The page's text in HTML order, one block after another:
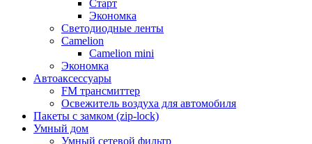
Старт
Экономка
Светодиодные ленты
Camelion
Camelion mini
Экономка
Автоаксессуары
FM трансмиттер
Освежитель воздуха для автомобиля
Пакеты с замком (zip-lock)
Умный дом
Умный сетевой фильтр